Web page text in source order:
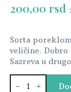
Originalna
je
bila:
250,00 rsd.
200,00 rsd
Trenutna
je:
200,00 rsd.
Sorta
veličine. Dobro
Sazreva u
Hedelfinger
količina